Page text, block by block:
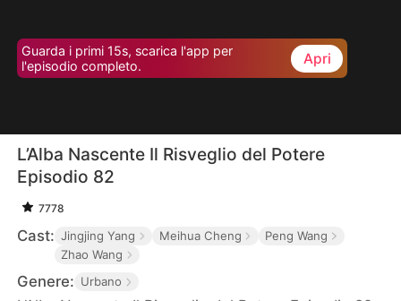
Guarda i primi 15s, scarica l'app per
l'episodio completo.
Apri
L’Alba Nascente Il Risveglio del Potere
Episodio 82
7778
Cast: Jingjing Yang Meihua Cheng
Peng Wang
Zhao Wang
Genere: Urbano